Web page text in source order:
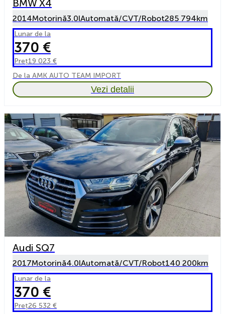
BMW X4
2014Motorină3.0lAutomată/CVT/Robot285 794km
Lunar de la
370 €
Preț19 023 €
De la AMK AUTO TEAM IMPORT
Vezi detalii
Audi SQ7
2017Motorină4.0lAutomată/CVT/Robot140 200km
Lunar de la
370 €
Preț26 532 €